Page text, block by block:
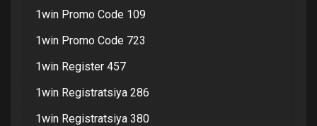
1win Promo Code 109
1win Promo Code 723
1win Register 457
1win Registratsiya 286
1win Registratsiya 380